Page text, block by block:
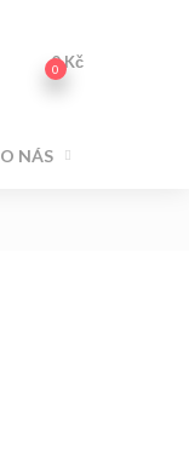
0
0Kč
O NÁS